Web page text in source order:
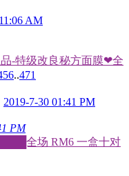
AM
-特级改良秘方面膜❤全
56..471
2019-7-30 01:41 PM
PM
全场 RM6 一盒十对